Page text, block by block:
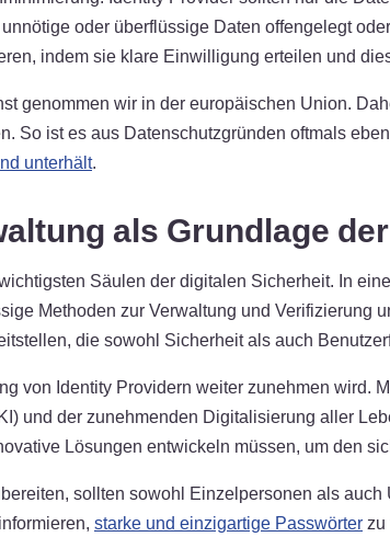
oder überflüssige Daten offengelegt
indem sie klare Einwilligung erteilen und
genommen wir in der europäischen Union.
So ist es aus Datenschutzgründen oftmals
unterhält.
als Grundlage
Säulen der digitalen Sicherheit. In
Methoden zur Verwaltung und
die sowohl Sicherheit als auch
von Identity Providern weiter zunehmen wird.
und der zunehmenden Digitalisierung aller
Lösungen entwickeln müssen, um den
sollten sowohl Einzelpersonen als
starke und einzigartige Passwörter